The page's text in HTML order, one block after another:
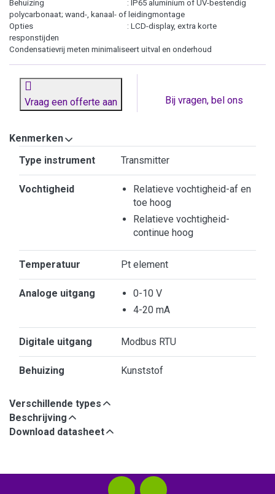
Behuizing : IP65 aluminium of UV-bestendig
polycarbonaat; wand-, kanaal- of leidingmontage
Opties : LCD-display, extra korte
responstijden
Condensatievrij meten minimaliseert uitval en onderhoud
Vraag een offerte aan Bij vragen, bel ons
Kenmerken
Type instrument Transmitter
Vochtigheid
Relatieve vochtigheid-af en
toe hoog
Relatieve vochtigheid-
continue hoog
Temperatuur Pt element
Analoge uitgang
0-10 V
4-20 mA
Digitale uitgang Modbus RTU
Behuizing Kunststof
Verschillende types
Beschrijving
Download datasheet